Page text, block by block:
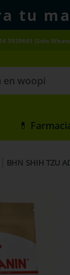
tu
5929641 (Solo
woopi
gold
💊
BHN SHIH TZU